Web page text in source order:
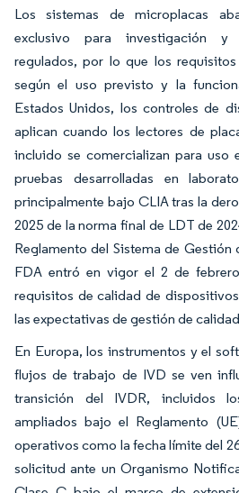
Los sistemas de microplacas
exclusivo para investigación y
regulados, por lo que los
según el uso previsto y la
Estados Unidos, los controles de
aplican cuando los lectores de
incluido se comercializan para uso
pruebas desarrolladas en
principalmente bajo CLIA tras la
2025 de la norma final de LDT de
Reglamento del Sistema de Gestión
FDA entró en vigor el 2 de
requisitos de calidad de
las expectativas de gestión de
En Europa, los instrumentos y el
flujos de trabajo de IVD se ven
transición del IVDR, incluidos
ampliados bajo el Reglamento
operativos como la fecha límite del
solicitud ante un Organismo